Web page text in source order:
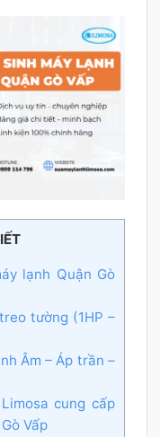
lạnh Quận Gò
tường (1HP –
Âm – Áp trần –
cung cấp
Vấp